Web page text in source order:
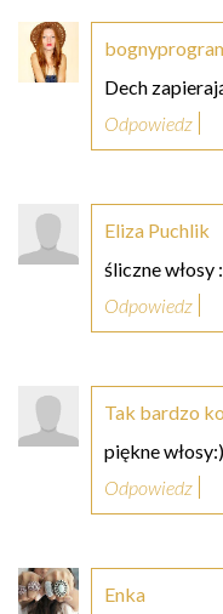
Dech
Odpowiedz
Eliza Puchlik
śliczne włosy
Odpowiedz
Tak bardzo
piękne włosy:)
Odpowiedz
Enka